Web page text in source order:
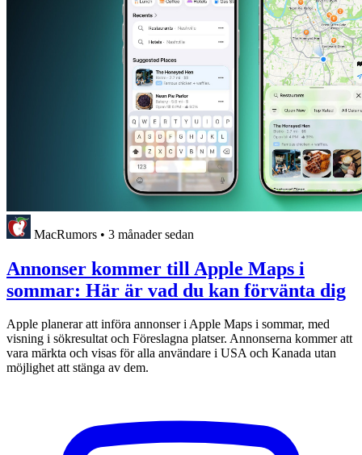
MacRumors • 3 månader sedan
Annonser kommer till Apple Maps i
sommar: Här är vad du kan förvänta dig
Apple planerar att införa annonser i Apple Maps i sommar, med
visning i sökresultat och Föreslagna platser. Annonserna kommer att
vara märkta och visas för alla användare i USA och Kanada utan
möjlighet att stänga av dem.